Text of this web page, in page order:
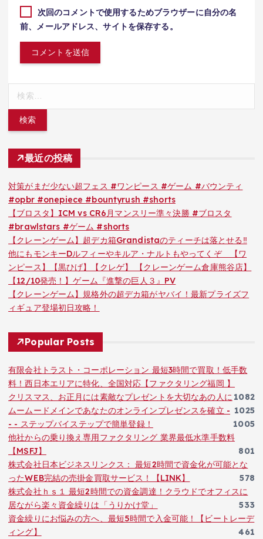
次回のコメントで使用するためブラウザーに自分の名
前、メールアドレス、サイトを保存する。
最近の投稿
対策がまだ少ない超フェス #ワンピース #ゲーム #バウンティ
#opbr #onepiece #bountyrush #shorts
【ブロスタ】ICM vs CR6月マンスリー準々決勝 #ブロスタ
#brawlstars #ゲーム #shorts
【クレーンゲーム】超デカ箱Grandistaのティーチは落とせる‼︎
他にもモンキーDルフィーやキルア・ナルトもやってくぞ 【ワ
ンピース】【黒ひげ】【クレゲ】 【クレーンゲーム倉庫熊谷店】
【12/10発売！】ゲーム『進撃の巨人３』PV
【クレーンゲーム】規格外の超デカ箱がヤバイ！最新プライズフ
ィギュア登場初日攻略！
Popular Posts
有限会社トラスト・コーポレーション 最短3時間で買取！低手数
料！西日本エリアに特化、全国対応【ファクタリング福岡 】
1082
クリスマス、お正月には素敵なプレゼントを大切なあの人に
1025
ムームードメインであなたのオンラインプレゼンスを確立 -
- - ステップバイステップで簡単登録！
1005
他社からの乗り換え専用ファクタリング 業界最低水準手数料
【MSFJ】
801
株式会社日本ビジネスリンクス： 最短2時間で資金化が可能とな
ったWEB完結の売掛金買取サービス！【LINK】
578
株式会社ｈｓ１ 最短2時間での資金調達！クラウドでオフィスに
居ながら楽々資金繰りは「うりかけ堂」
533
資金繰りにお悩みの方へ、最短5時間で入金可能！【ビートレーデ
ィング】
461